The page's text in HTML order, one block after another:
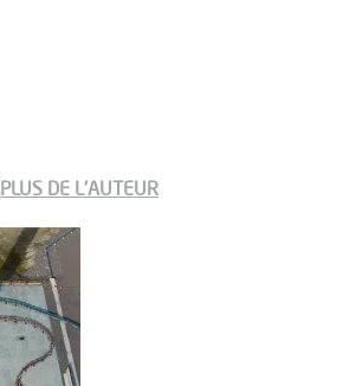
PLUS DE L'AUTEUR